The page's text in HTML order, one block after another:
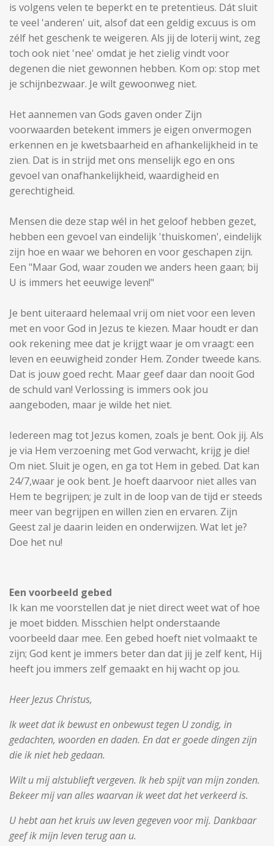
is volgens velen te beperkt en te pretentieus. Dát sluit
te veel 'anderen' uit, alsof dat een geldig excuus is om
zélf het geschenk te weigeren. Als jij de loterij wint, zeg
toch ook niet 'nee' omdat je het zielig vindt voor
degenen die niet gewonnen hebben. Kom op: stop met
je schijnbezwaar. Je wilt gewoonweg niet.
Het aannemen van Gods gaven onder Zijn
voorwaarden betekent immers je eigen onvermogen
erkennen en je kwetsbaarheid en afhankelijkheid in te
zien. Dat is in strijd met ons menselijk ego en ons
gevoel van onafhankelijkheid, waardigheid en
gerechtigheid.
Mensen die deze stap wél in het geloof hebben gezet,
hebben een gevoel van eindelijk 'thuiskomen', eindelijk
zijn hoe en waar we behoren en voor geschapen zijn.
Een "Maar God, waar zouden we anders heen gaan; bij
U is immers het eeuwige leven!"
Je bent uiteraard helemaal vrij om niet voor een leven
met en voor God in Jezus te kiezen. Maar houdt er dan
ook rekening mee dat je krijgt waar je om vraagt: een
leven en eeuwigheid zonder Hem. Zonder tweede kans.
Dat is jouw goed recht. Maar geef daar dan nooit God
de schuld van! Verlossing is immers ook jou
aangeboden, maar je wilde het niet.
Iedereen mag tot Jezus komen, zoals je bent. Ook jij. Als
je via Hem verzoening met God verwacht, krijg je die!
Om niet. Sluit je ogen, en ga tot Hem in gebed. Dat kan
24/7,waar je ook bent. Je hoeft daarvoor niet alles van
Hem te begrijpen; je zult in de loop van de tijd er steeds
meer van begrijpen en willen zien en ervaren. Zijn
Geest zal je daarin leiden en onderwijzen. Wat let je?
Doe het nu!
Een voorbeeld gebed
Ik kan me voorstellen dat je niet direct weet wat of hoe
je moet bidden. Misschien helpt onderstaande
voorbeeld daar mee. Een gebed hoeft niet volmaakt te
zijn; God kent je immers beter dan dat jij je zelf kent, Hij
heeft jou immers zelf gemaakt en hij wacht op jou.
Heer Jezus Christus,
Ik weet dat ik bewust en onbewust tegen U zondig, in
gedachten, woorden en daden. En dat er goede dingen zijn
die ik niet heb gedaan.
Wilt u mij alstublieft vergeven. Ik heb spijt van mijn zonden.
Bekeer mij van alles waarvan ik weet dat het verkeerd is.
U hebt aan het kruis uw leven gegeven voor mij. Dankbaar
geef ik mijn leven terug aan u.